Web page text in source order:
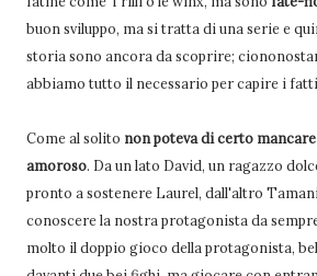
buon sviluppo, ma si tratta di una serie e
storia sono ancora da scoprire;
abbiamo tutto il necessario per capire i
Come al solito non potevadi certo
amoroso. Da un lato David, un ragazzo
pronto a sostenere Laurel, dall'altro
conoscere la nostra protagonista da
molto il doppio gioco della protagonista,